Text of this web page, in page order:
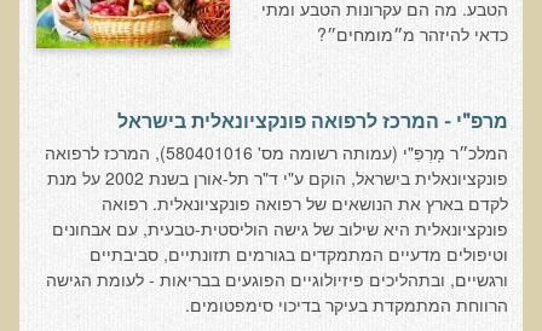
הבריאות של כל המשפחה השתפרה
אודות
הצוות שלנו
ענבל ליבסקי, Bsc, ND
ד"ר גבריאל שמלוב MD
ד"ר עדיאל תל-אורן
הטבע. מה הם עקרונות הטבע ומתי
כדאי להיזהר מ״מומחים״?
מרפ"י - המרכז לרפואה פונקציונאלית בישראל
המלכ״ר מָרְפִּ"י (עמותה רשומה מס' 580401016), המרכז לרפואה
פונקציונאלית בישראל, הוקם ע"י ד"ר תל-אורן בשנת 2002 על מנת
לקדם בארץ את הנושאים של רפואה פונקציונאלית. רפואה
פונקציונאלית היא שילוב של גישה הוליסטית-טבעית, עם אבחונים
וטיפולים מדעיים המתמקדים בגורמים תזונתיים, סביבתיים
ורגשיים, ובתהליכים פיזיולוגיים הפוגעים בבריאות - לעומת הגישה
הרווחת המתמקדת בעיקר בדיכוי סימפטומים.